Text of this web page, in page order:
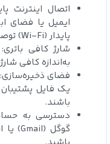
اتصال اینترنت
ایمیل یا فضای
پایدار (Wi-Fi) توصیه می‌شود.
شارژ کافی
به‌اندازه کافی
فضای
یک فایل
باشند.
دسترسی به